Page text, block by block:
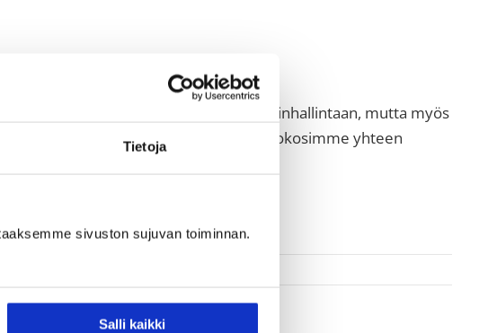
Tietoja
sivuston sujuvan toiminnan.
Salli kaikki
on julkaistu erityisesti projektinhallintaan, mutta myös
on kehitetty merkittävästi. Kokosimme yhteen